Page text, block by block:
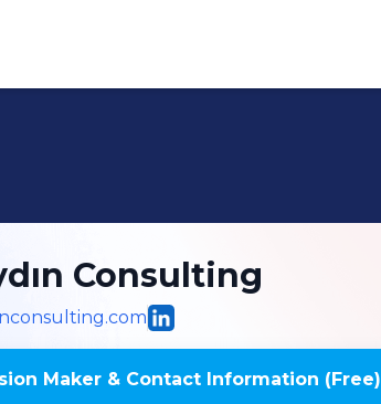
Consulting
Maker & Contact Information (Free)